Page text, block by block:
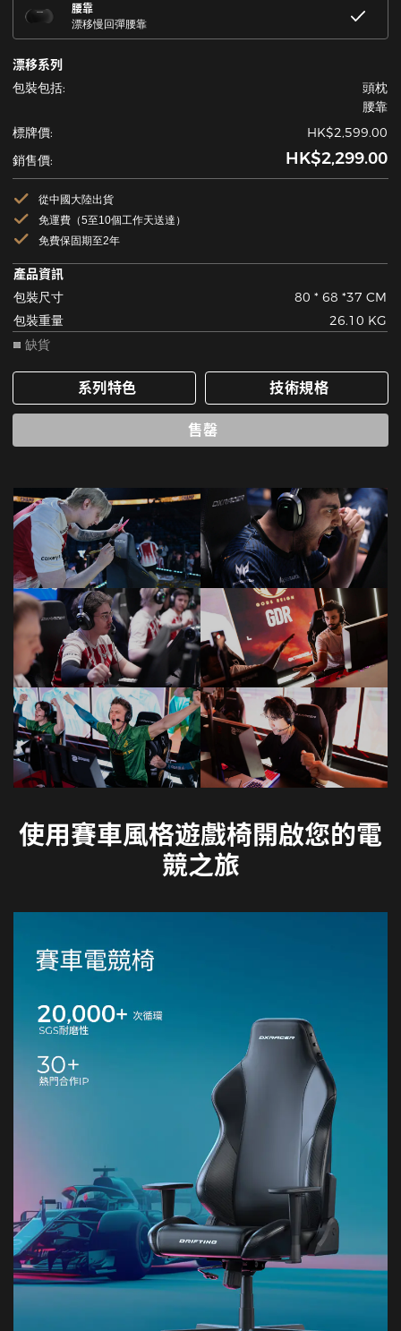
腰靠
漂移慢回彈腰靠
漂移系列
包裝包括:
頭枕
腰靠
標牌價:
HK$2,599.00
銷售價:
HK$2,299.00
從中國大陸出貨
免運費（5至10個工作天送達）
免費保固期至2年
產品資訊
包裝尺寸
80 * 68 *37 CM
包裝重量
26.10 KG
缺貨
系列特色 技術規格
售罄
使用賽車風格遊戲椅開啟您的電
競之旅